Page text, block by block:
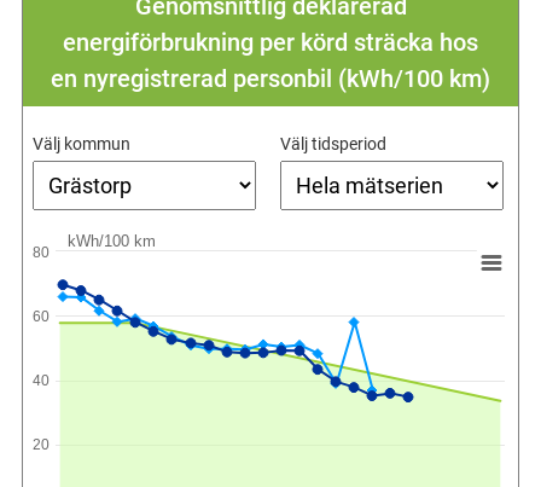
Genomsnittlig deklarerad
energiförbrukning per körd sträcka hos
en nyregistrerad personbil (kWh/100 km)
Välj kommun Välj tidsperiod
kWh/100 km
20
40
60
80